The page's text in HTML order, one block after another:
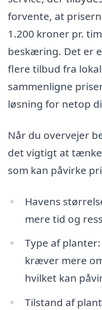
forvente, at
1.200 kroner pr.
beskæring. Det er
flere tilbud fra
sammenligne
løsning for netop
Når du overvejer
det vigtigt at
som kan påvirke
Havens
mere tid og
Type af
kræver mere
hvilket kan
Tilstand af